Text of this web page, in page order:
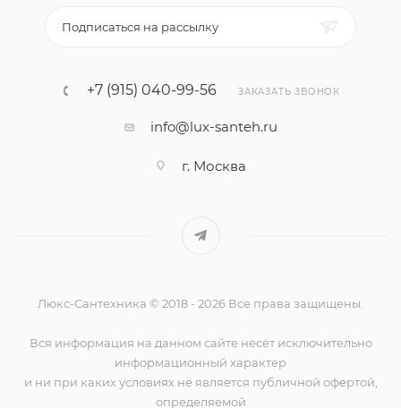
Подписаться на рассылку
+7 (915) 040-99-56 ЗАКАЗАТЬ ЗВОНОК
info@lux-santeh.ru
г. Москва
Люкс-Сантехника © 2018 - 2026 Все права защищены.
Вся информация на данном сайте несёт исключительно
информационный характер
и ни при каких условиях не является публичной офертой,
определяемой